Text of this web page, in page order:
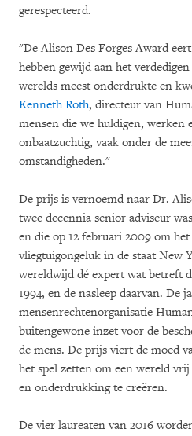
gerespecteerd.
"De Alison Des Forges Award
hebben gewijd aan het
werelds meest onderdrukte en
Kenneth Roth, directeur van
mensen die we huldigen, werken
onbaatzuchtig, vaak onder de
omstandigheden."
De prijs is vernoemd naar Dr.
twee decennia senior adviseur
en die op 12 februari 2009 om
vliegtuigongeluk in de staat New
wereldwijd dé expert wat betreft
1994, en de nasleep daarvan. De
mensenrechtenorganisatie
buitengewone inzet voor de
de mens. De prijs viert de moed
het spel zetten om een wereld
en onderdrukking te creëren.
De vier laureaten van 2016